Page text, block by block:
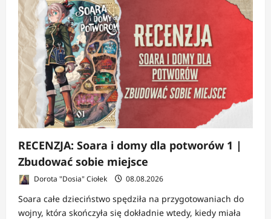
RECENZJA: Soara i domy dla potworów 1 |
Zbudować sobie miejsce
Dorota "Dosia" Ciołek 08.08.2026
Soara całe dzieciństwo spędziła na przygotowaniach do
wojny, która skończyła się dokładnie wtedy, kiedy miała